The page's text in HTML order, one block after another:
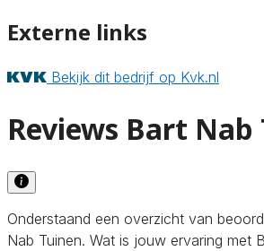
Externe links
Bekijk dit bedrijf op Kvk.nl
Reviews Bart Nab
Onderstaand een overzicht van
Nab Tuinen. Wat is jouw ervaring met